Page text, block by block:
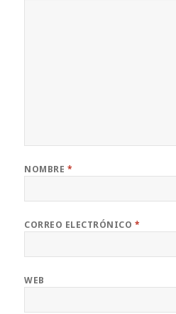
NOMBRE *
CORREO ELECTRÓNICO *
WEB